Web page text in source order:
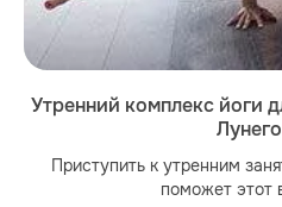
Утренний комплекс йоги
Приступить к утренним
поможет этот